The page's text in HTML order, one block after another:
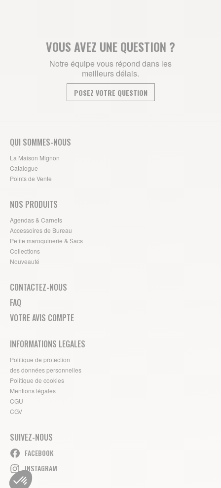
VOUS AVEZ UNE QUESTION ?
Notre équipe vous répond dans les
meilleurs délais.
POSEZ VOTRE QUESTION
QUI SOMMES-NOUS
La Maison Mignon
Catalogue
Points de Vente
NOS PRODUITS
Agendas & Carnets
Accessoires de Bureau
Petite maroquinerie & Sacs
Collections
Nouveauté
CONTACTEZ-NOUS
FAQ
VOTRE AVIS COMPTE
INFORMATIONS LEGALES
Politique de protection
des données personnelles
Politique de cookies
Mentions légales
CGU
CGV
SUIVEZ-NOUS
FACEBOOK
INSTAGRAM